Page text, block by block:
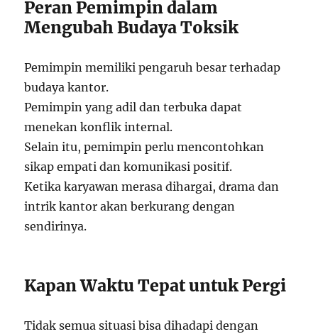
Peran Pemimpin dalam
Mengubah Budaya Toksik
Pemimpin memiliki pengaruh besar terhadap
budaya kantor.
Pemimpin yang adil dan terbuka dapat
menekan konflik internal.
Selain itu, pemimpin perlu mencontohkan
sikap empati dan komunikasi positif.
Ketika karyawan merasa dihargai, drama dan
intrik kantor akan berkurang dengan
sendirinya.
Kapan Waktu Tepat untuk Pergi
Tidak semua situasi bisa dihadapi dengan